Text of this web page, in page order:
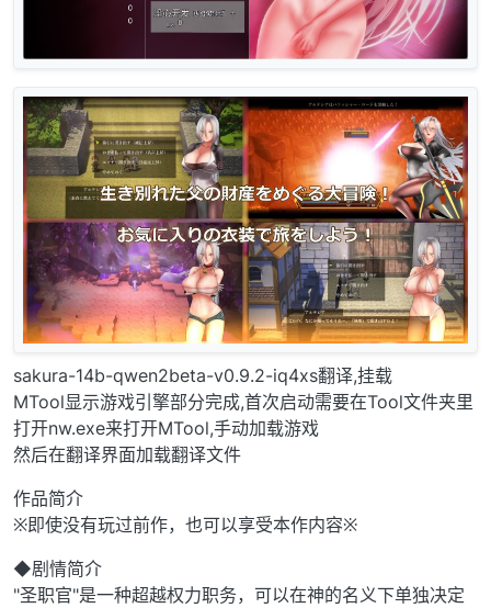
sakura-14b-qwen2beta-v0.9.2-iq4xs翻译,挂载
MTool显示游戏引擎部分完成,首次启动需要在Tool文件夹里
打开nw.exe来打开MTool,手动加载游戏
然后在翻译界面加载翻译文件
作品简介
※即使没有玩过前作，也可以享受本作内容※
◆剧情简介
"圣职官"是一种超越权力职务，可以在神的名义下单独决定